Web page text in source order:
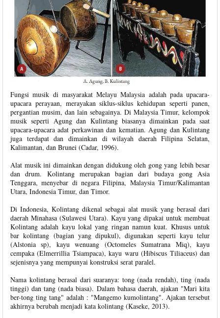
Fungsi musik di masyarakat Melayu Malaysia adalah pada upacara-
upacara perayaan, merayakan siklus-siklus kehidupan seperti panen,
pergantian musim, dan lain sebagainya. Di Malaysia Timur, kelompok
musik seperti Agung dan Kulintang biasanya dimainkan pada saat
upacara-upacara adat perkawinan dan kematian. Agung dan Kulintang
juga terdapat dan dimainkan di wilayah daerah Filipina Selatan,
Kalimantan, dan Brunei (Cadar, 1996).
Alat musik ini dimainkan dengan didukung oleh gong yang lebih besar
dan drum. Kolintang merupakan bagian dari budaya gong Asia
Tenggara, menyebar di negara Filipina, Malaysia Timur/Kalimantan
Utara, Indonesia Timur, dan Timor.
Di Indonesia, Kolintang dikenal sebagai alat musik yang berasal dari
daerah Minahasa (Sulawesi Utara). Kayu yang dipakai untuk membuat
Kolintang adalah kayu lokal yang ringan namun kuat. Khusus untuk
bar kolintang (bagian yang dipukul), digunakan seperti kayu telur
(Alstonia sp), kayu wenuang (Octomeles Sumatrana Miq), kayu
cempaka (Elmerrillia Tsiampaca), kayu waru (Hibiscus Tiliaceus) dan
sejenisnya yang mempunyai konstruksi serat paralel.
Nama kolintang berasal dari suaranya: tong (nada rendah), ting (nada
tinggi) dan tang (nada biasa). Dalam bahasa daerah, ajakan "Mari kita
ber-tong ting tang" adalah : "Mangemo kumolintang". Ajakan tersebut
akhirnya berubah menjadi kata kolintang (Kaseke, 2013).